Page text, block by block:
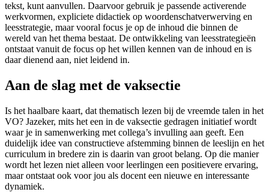
tekst, kunt aanvullen. Daarvoor gebruik je passende activerende
werkvormen, expliciete didactiek op woordenschatverwerving en
leesstrategie, maar vooral focus je op de inhoud die binnen de
wereld van het thema bestaat. De ontwikkeling van leesstrategieën
ontstaat vanuit de focus op het willen kennen van de inhoud en is
daar dienend aan, niet leidend in.
Aan de slag met de vaksectie
Is het haalbare kaart, dat thematisch lezen bij de vreemde talen in het
VO? Jazeker, mits het een in de vaksectie gedragen initiatief wordt
waar je in samenwerking met collega’s invulling aan geeft. Een
duidelijk idee van constructieve afstemming binnen de leeslijn en het
curriculum in bredere zin is daarin van groot belang. Op die manier
wordt het lezen niet alleen voor leerlingen een positievere ervaring,
maar ontstaat ook voor jou als docent een nieuwe en interessante
dynamiek.